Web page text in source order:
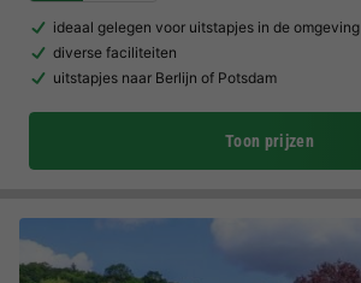
ideaal gelegen voor uitstapjes in de omgeving
diverse faciliteiten
uitstapjes naar Berlijn of Potsdam
Toon prijzen